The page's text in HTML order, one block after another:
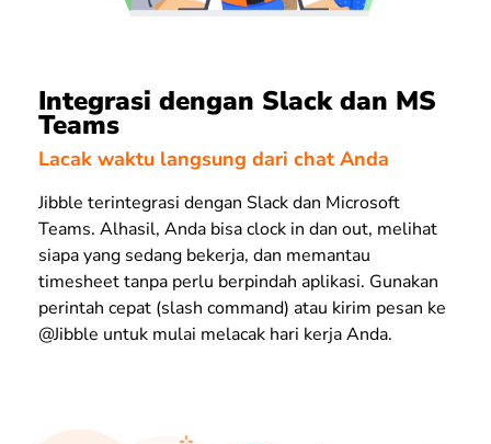
Integrasi dengan Slack dan MS
Teams
Lacak waktu langsung dari chat Anda
Jibble terintegrasi dengan Slack dan Microsoft
Teams. Alhasil, Anda bisa clock in dan out, melihat
siapa yang sedang bekerja, dan memantau
timesheet tanpa perlu berpindah aplikasi. Gunakan
perintah cepat (slash command) atau kirim pesan ke
@Jibble untuk mulai melacak hari kerja Anda.